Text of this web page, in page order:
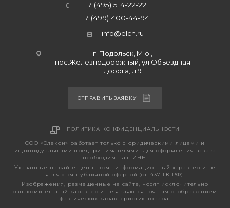
+7 (495) 514-22-22
+7 (499) 400-44-94
info@elcn.ru
г. Подольск, М.о.,
пос.Железнодорожный, ул.Объездная
дорога, д.9
ОТПРАВИТЬ ЗАЯВКУ
ПОЛИТИКА КОНФИДЕНЦИАЛЬНОСТИ
ООО «Элекон» работает только с юридическими лицами и
индивидуальными предпринимателями. Для оформления заказа
необходим ваш ИНН.
Указанные на сайте цены носят информационный характер и не
являются публичной офертой (ст. 437 ГК РФ).
Изображения, размещенные на сайте, носят исключительно
ознакомительный характер и не являются точным отображением
фактических характеристик товара.